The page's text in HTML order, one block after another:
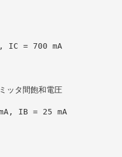
IC = 700 mA
ッタ間飽和電圧
IB = 25 mA